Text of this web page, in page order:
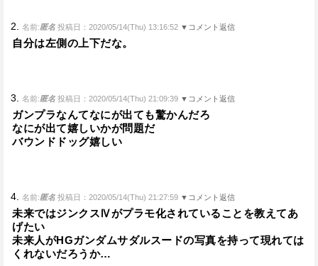
2. 名前:匿名 投稿日：2020/05/14(Thu) 13:16:52 ▼コメント返信
自分は左側の上下だな。
3. 名前:匿名 投稿日：2020/05/14(Thu) 21:09:39 ▼コメント返信
ガンプラなんてなにが出ても驚かんだろ
なにが出て嬉しいかが問題だ
バウンドドッグ嬉しい
4. 名前:匿名 投稿日：2020/05/14(Thu) 21:27:59 ▼コメント返信
未来ではジンクスⅣがプラモ化されていることを教えてあ
げたい
未来人がHGガンダムサダルスードの写真を持って現れては
くれないだろうか…